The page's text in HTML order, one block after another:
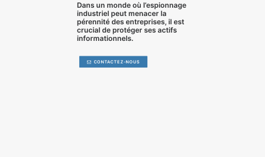
Dans un monde où l’espionnage
industriel peut menacer la
pérennité des entreprises, il est
crucial de protéger ses actifs
informationnels.
CONTACTEZ-NOUS